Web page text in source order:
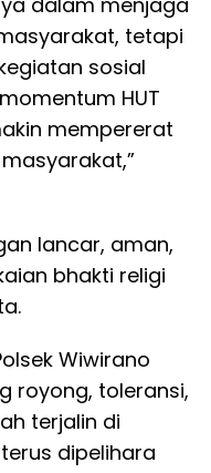
tetapi
sosial
HUT
mempererat
lancar, aman,
bhakti religi
Wiwirano
royong, toleransi,
terjalin di
dipelihara